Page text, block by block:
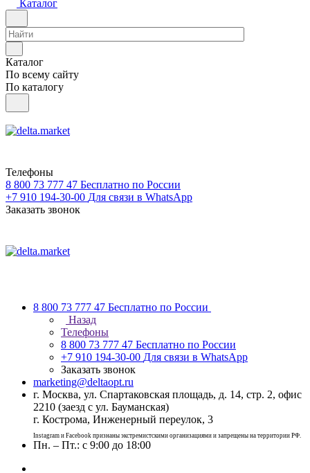
Каталог
Каталог
По всему сайту
По каталогу
Телефоны
8 800 73 777 47 Бесплатно по России
+7 910 194-30-00 Для связи в WhatsApp
Заказать звонок
8 800 73 777 47 Бесплатно по России
Назад
Телефоны
8 800 73 777 47 Бесплатно по России
+7 910 194-30-00 Для связи в WhatsApp
Заказать звонок
marketing@deltaopt.ru
г. Москва, ул. Спартаковская площадь, д. 14, стр. 2, офис
2210 (заезд с ул. Бауманская)
г. Кострома, Инженерный переулок, 3
Instagram и Facebook признаны экстремистскими организациями и запрещены на территории РФ.
Пн. – Пт.: с 9:00 до 18:00